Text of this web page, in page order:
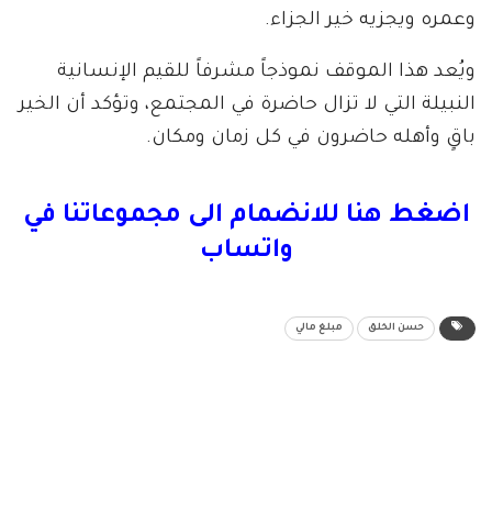
وعمره ويجزيه خير الجزاء.
ويُعد هذا الموقف نموذجاً مشرفاً للقيم الإنسانية
النبيلة التي لا تزال حاضرة في المجتمع، وتؤكد أن الخير
باقٍ وأهله حاضرون في كل زمان ومكان.
اضغط هنا للانضمام الى مجموعاتنا في
واتساب
حسن الخلق مبلغ مالي